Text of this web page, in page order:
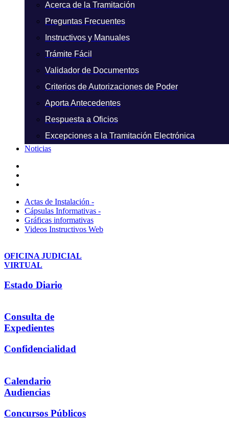
Acerca de la Tramitación
Preguntas Frecuentes
Instructivos y Manuales
Trámite Fácil
Validador de Documentos
Criterios de Autorizaciones de Poder
Aporta Antecedentes
Respuesta a Oficios
Excepciones a la Tramitación Electrónica
Noticias
Actas de Instalación -
Cápsulas Informativas -
Gráficas informativas
Videos Instructivos Web
OFICINA JUDICIAL
VIRTUAL
Estado Diario
Consulta de
Expedientes
Confidencialidad
Calendario
Audiencias
Concursos Públicos